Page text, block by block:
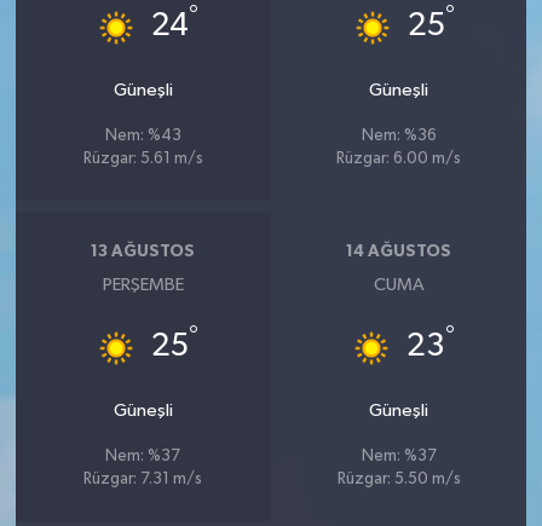
24°
Güneşli
Nem: %43
Rüzgar: 5.61 m/s
25°
Güneşli
Nem: %36
Rüzgar: 6.00 m/s
13 AĞUSTOS
PERŞEMBE
25°
Güneşli
Nem: %37
Rüzgar: 7.31 m/s
14 AĞUSTOS
CUMA
23°
Güneşli
Nem: %37
Rüzgar: 5.50 m/s